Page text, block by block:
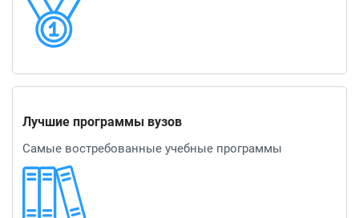
Лучшие программы вузов
Самые востребованные учебные программы